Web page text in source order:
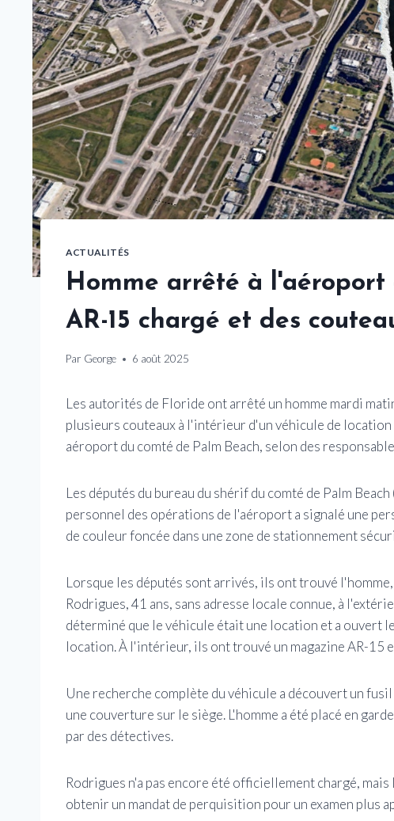
ACTUALITÉS
Homme arrêté à
AR-15 chargé et des
Par George 6 août 2025
Les autorités de Floride ont arrêté un homme mardi
plusieurs couteaux à l'intérieur d'un véhicule de
aéroport du comté de Palm Beach, selon des
Les députés du bureau du shérif du comté de Palm
personnel des opérations de l'aéroport a signalé une
de couleur foncée dans une zone de stationnement
Lorsque les députés sont arrivés, ils ont trouvé
Rodrigues, 41 ans, sans adresse locale connue, à
déterminé que le véhicule était une location et a ouvert
location. À l'intérieur, ils ont trouvé un magazine AR-15
Une recherche complète du véhicule a découvert un
une couverture sur le siège. L'homme a été placé en
par des détectives.
Rodrigues n'a pas encore été officiellement chargé,
obtenir un mandat de perquisition pour un examen plus